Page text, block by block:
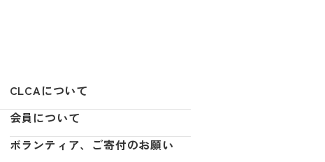
CLCAについて
会員について
ボランティア、ご寄付のお願い